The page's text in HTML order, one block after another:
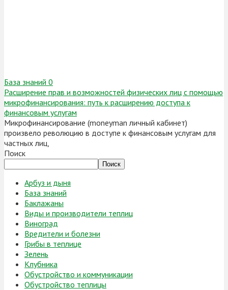
База знаний 0
Расширение прав и возможностей физических лиц с помощью
микрофинансирования: путь к расширению доступа к
финансовым услугам
Микрофинансирование (moneyman личный кабинет)
произвело революцию в доступе к финансовым услугам для
частных лиц,
Поиск
Поиск
Арбуз и дыня
База знаний
Баклажаны
Виды и производители теплиц
Виноград
Вредители и болезни
Грибы в теплице
Зелень
Клубника
Обустройство и коммуникации
Обустройство теплицы